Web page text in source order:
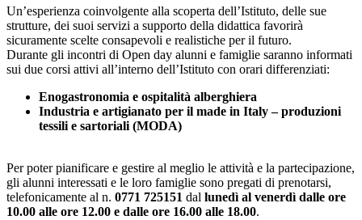
Un’esperienza coinvolgente alla scoperta dell’Istituto, delle sue
strutture, dei suoi servizi a supporto della didattica favorirà
sicuramente scelte consapevoli e realistiche per il futuro.
Durante gli incontri di Open day alunni e famiglie saranno informati
sui due corsi attivi all’interno dell’Istituto con orari differenziati:
Enogastronomia e ospitalità alberghiera
Industria e artigianato per il made in Italy – produzioni
tessili e sartoriali (MODA)
Per poter pianificare e gestire al meglio le attività e la partecipazione,
gli alunni interessati e le loro famiglie sono pregati di prenotarsi,
telefonicamente al n. 0771 725151 dal lunedì al venerdì dalle ore
10.00 alle ore 12.00 e dalle ore 16.00 alle 18.00.